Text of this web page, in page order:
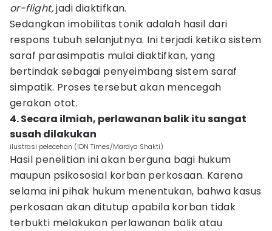
or-flight,jadi diaktifkan.
Sedangkan imobilitas tonik adalah hasil dari
respons tubuh selanjutnya. Ini terjadi ketika sistem
saraf parasimpatis mulai diaktifkan, yang
bertindak sebagai penyeimbang sistem saraf
simpatik. Proses tersebut akan mencegah
gerakan otot.
4. Secara ilmiah, perlawanan balik itu sangat
susah dilakukan
ilustrasi pelecehan (IDN Times/Mardya Shakti)
Hasil penelitian ini akan berguna bagi hukum
maupun psikososial korban perkosaan. Karena
selama ini pihak hukum menentukan, bahwa kasus
perkosaan akan ditutup apabila korban tidak
terbukti melakukan perlawanan balik atau